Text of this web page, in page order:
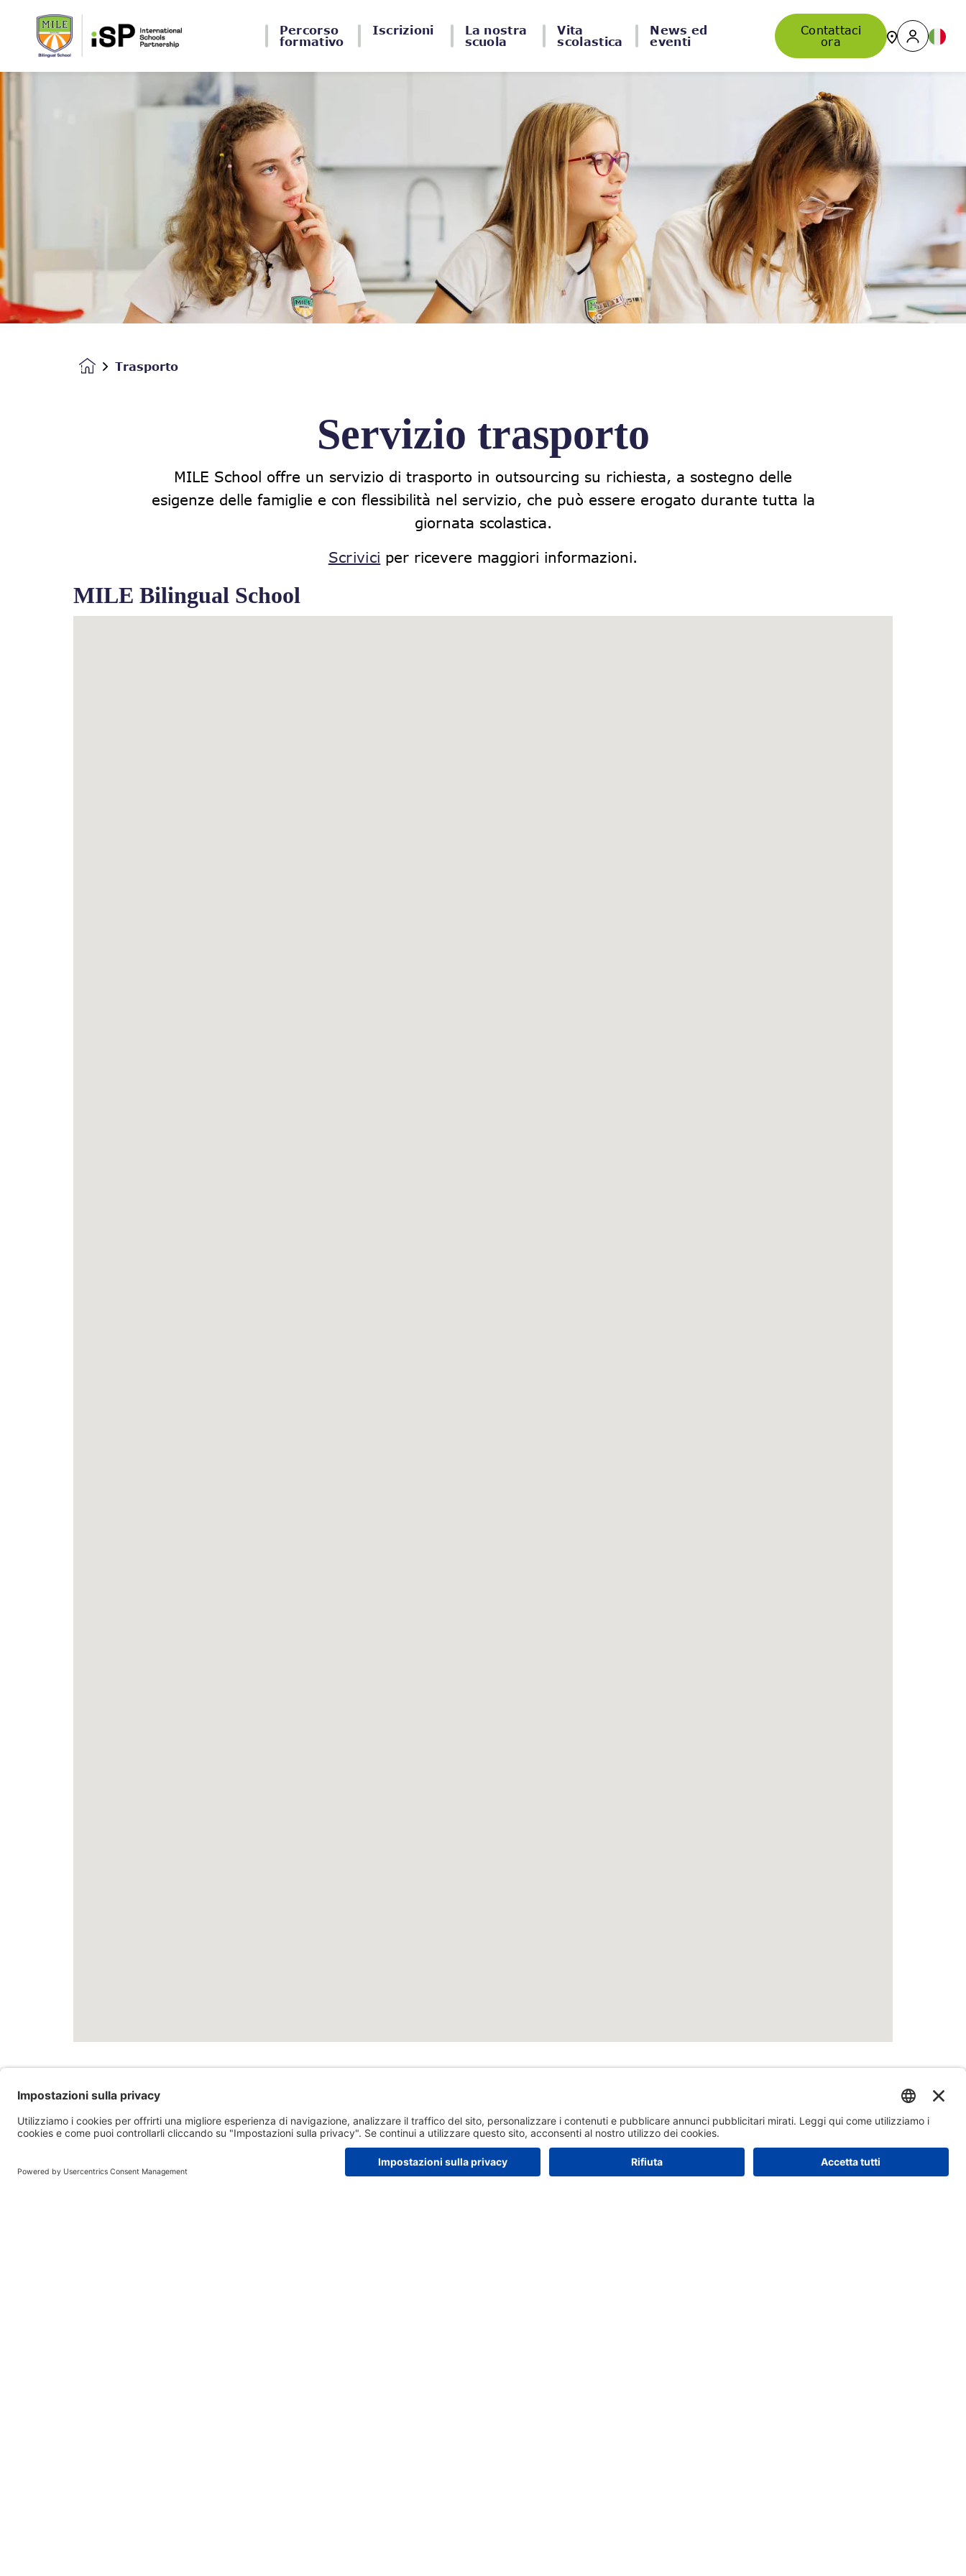
Percorso
formativo
Iscrizioni
La nostra
scuola
Vita
scolastica
News ed
eventi
Contattaci
ora
HomepageTrasporto
Servizio trasporto
MILE School offre un servizio di trasporto in outsourcing su richiesta, a sostegno delle
esigenze delle famiglie e con flessibilità nel servizio, che può essere erogato durante tutta la
giornata scolastica.
Scrivici per ricevere maggiori informazioni.
MILE Bilingual School
Prenota un tour
MILE Bilingual
School
Contattaci
ora